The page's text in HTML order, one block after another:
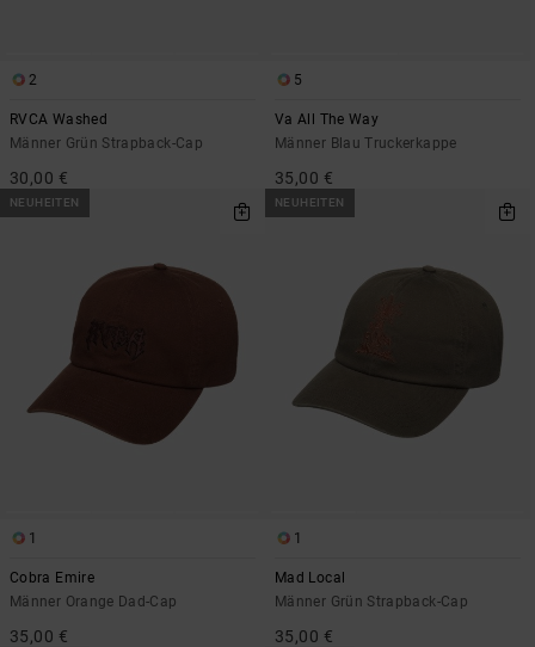
2
RVCA Washed
Männer Grün Strapback-Cap
30,00 €
5
Va All The Way
Männer Blau Truckerkappe
35,00 €
NEUHEITEN
1
Cobra Emire
Männer Orange Dad-Cap
35,00 €
NEUHEITEN
1
Mad Local
Männer Grün Strapback-Cap
35,00 €